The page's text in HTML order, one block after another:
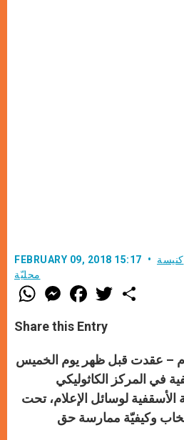
FEBRUARY 09, 2018 15:17
كنيسة
محليّة
W
h
t
s
p
p
M
e
s
e
g
e
r
F
a
e
b
o
k
w
r
Share this Entry
– عقدت قبل ظهر يوم الخميس
صحفية في المركز الكاثوليكي
الأسقفية لوسائل الإعلام، تحت
وكيفيّة ممارسة حق